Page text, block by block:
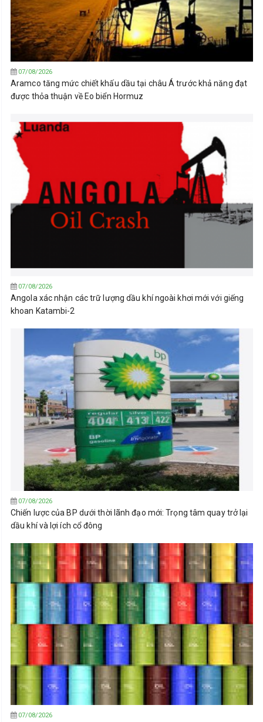
07/08/2026
Aramco tăng mức chiết khấu dầu tại châu Á trước khả năng đạt
được thỏa thuận về Eo biển Hormuz
07/08/2026
Angola xác nhận các trữ lượng dầu khí ngoài khơi mới với giếng
khoan Katambi-2
07/08/2026
Chiến lược của BP dưới thời lãnh đạo mới: Trọng tâm quay trở lại
dầu khí và lợi ích cổ đông
07/08/2026